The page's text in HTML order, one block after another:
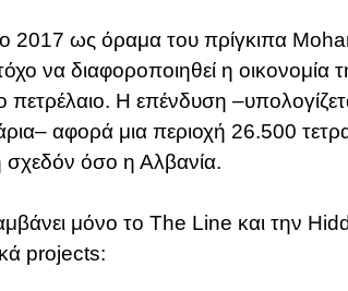
2017 ως όραμα του πρίγκιπα
να διαφοροποιηθεί η οικονομία
Η επένδυση
αφορά μια περιοχή 26.500
σχεδόν όσο η Αλβανία.
μόνο το The Line και την
projects: